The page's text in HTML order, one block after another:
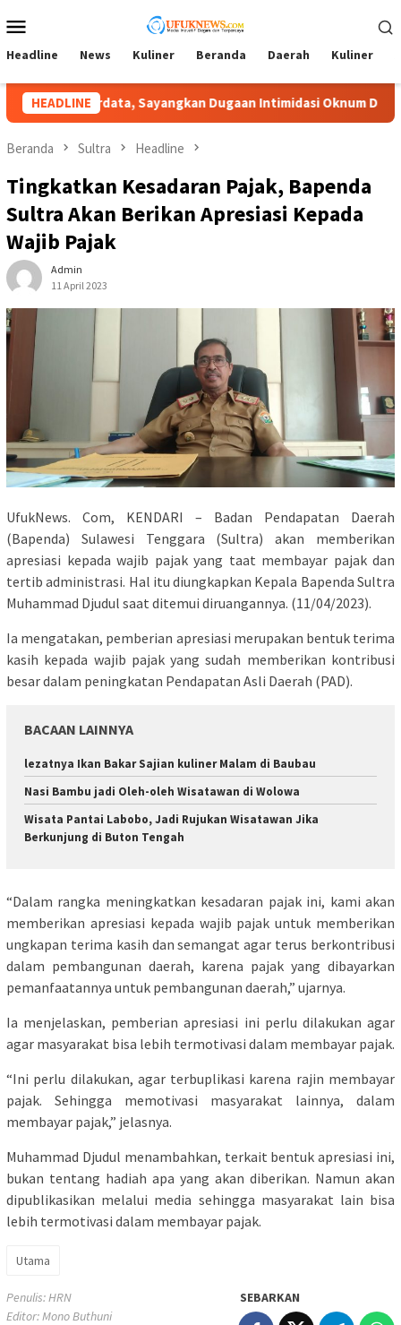
ke
kontenMobile
Headline News Kuliner Beranda Daerah Kuliner
HEADLINEOknum Desa Lambat Tangani Aduan
Beranda Sultra Headline
Tingkatkan Kesadaran Pajak, Bapenda
Sultra Akan Berikan Apresiasi Kepada
Wajib Pajak
Admin
11 April 2023
UfukNews. Com, KENDARI – Badan Pendapatan Daerah
(Bapenda) Sulawesi Tenggara (Sultra) akan memberikan
apresiasi kepada wajib pajak yang taat membayar pajak dan
tertib administrasi. Hal itu diungkapkan Kepala Bapenda Sultra
Muhammad Djudul saat ditemui diruangannya. (11/04/2023).
Ia mengatakan, pemberian apresiasi merupakan bentuk terima
kasih kepada wajib pajak yang sudah memberikan kontribusi
besar dalam peningkatan Pendapatan Asli Daerah (PAD).
BACAAN LAINNYA
lezatnya Ikan Bakar Sajian kuliner Malam di Baubau
Nasi Bambu jadi Oleh-oleh Wisatawan di Wolowa
Wisata Pantai Labobo, Jadi Rujukan Wisatawan Jika
Berkunjung di Buton Tengah
“Dalam rangka meningkatkan kesadaran pajak ini, kami akan
memberikan apresiasi kepada wajib pajak untuk memberikan
ungkapan terima kasih dan semangat agar terus berkontribusi
dalam pembangunan daerah, karena pajak yang dibayarkan
pemanfaatannya untuk pembangunan daerah,” ujarnya.
Ia menjelaskan, pemberian apresiasi ini perlu dilakukan agar
agar masyarakat bisa lebih termotivasi dalam membayar pajak.
“Ini perlu dilakukan, agar terbuplikasi karena rajin membayar
pajak. Sehingga memotivasi masyarakat lainnya, dalam
membayar pajak,” jelasnya.
Muhammad Djudul menambahkan, terkait bentuk apresiasi ini,
bukan tentang hadiah apa yang akan diberikan. Namun akan
dipublikasikan melalui media sehingga masyarakat lain bisa
lebih termotivasi dalam membayar pajak.
Utama
Penulis: HRN
Editor: Mono Buthuni
SEBARKAN